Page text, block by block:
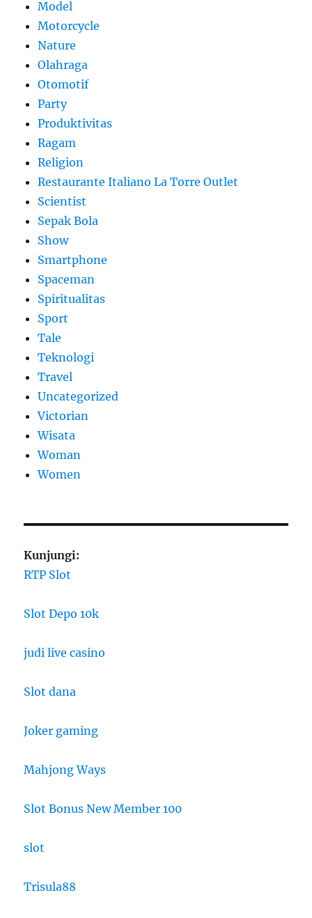
Model
Motorcycle
Nature
Olahraga
Otomotif
Party
Produktivitas
Ragam
Religion
Restaurante Italiano La Torre Outlet
Scientist
Sepak Bola
Show
Smartphone
Spaceman
Spiritualitas
Sport
Tale
Teknologi
Travel
Uncategorized
Victorian
Wisata
Woman
Women
Kunjungi:
RTP Slot
Slot Depo 10k
judi live casino
Slot dana
Joker gaming
Mahjong Ways
Slot Bonus New Member 100
slot
Trisula88